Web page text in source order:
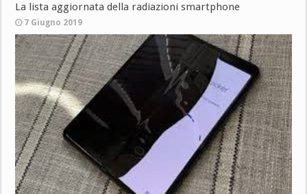
La lista aggiornata della radiazioni smartphone
7 Giugno 2019